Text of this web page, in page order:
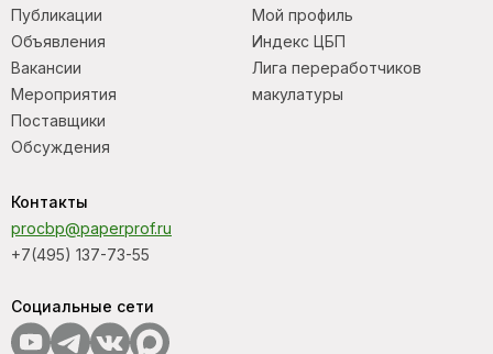
Контакты
procbp@paperprof.ru
+7(495) 137-73-55
Мой профиль
Индекс ЦБП
Лига переработчиков
макулатуры
Публикации
Объявления
Вакансии
Мероприятия
Поставщики
Обсуждения
Социальные сети